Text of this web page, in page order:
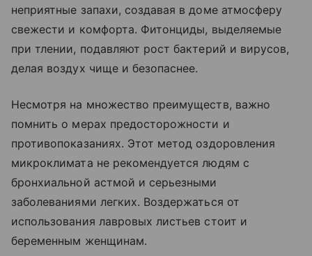
неприятные запахи, создавая в доме атмосферу
свежести и комфорта. Фитонциды, выделяемые
при тлении, подавляют рост бактерий и вирусов,
делая воздух чище и безопаснее.
Несмотря на множество преимуществ, важно
помнить о мерах предосторожности и
противопоказаниях. Этот метод оздоровления
микроклимата не рекомендуется людям с
бронхиальной астмой и серьезными
заболеваниями легких. Воздержаться от
использования лавровых листьев стоит и
беременным женщинам.